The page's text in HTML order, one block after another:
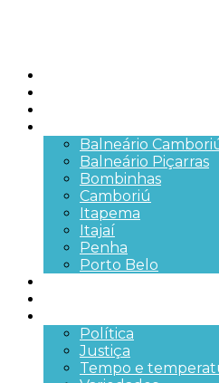
Balneário
Balneário Piçarras
Bombinhas
Camboriú
Itapema
Itajaí
Penha
Porto Belo
Política
Justiça
Tempo e